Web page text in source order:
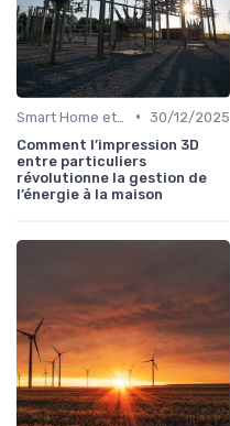
• 30/12/2025
Comment l’impression 3D
entre particuliers
révolutionne la gestion de
l’énergie à la maison